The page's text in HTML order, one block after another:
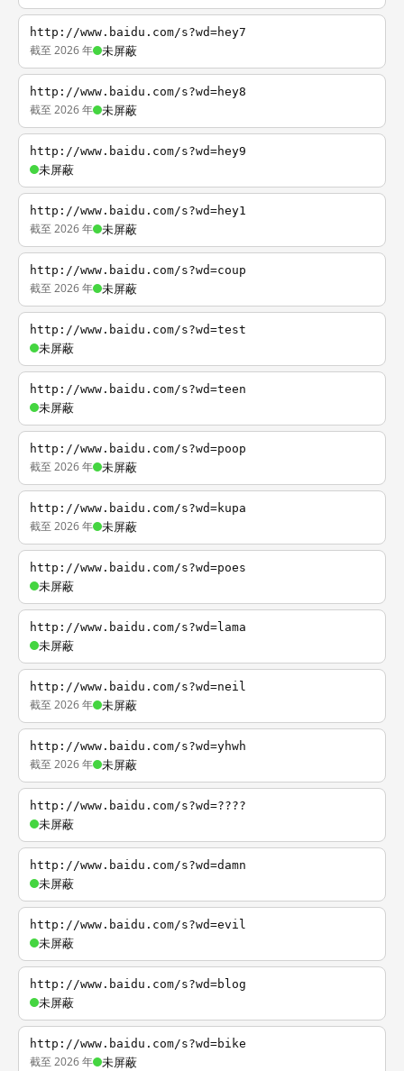
http://www.baidu.com/s?wd=hey7
截至 2026 年 未屏蔽
http://www.baidu.com/s?wd=hey8
截至 2026 年 未屏蔽
http://www.baidu.com/s?wd=hey9
未屏蔽
http://www.baidu.com/s?wd=hey1
截至 2026 年 未屏蔽
http://www.baidu.com/s?wd=coup
截至 2026 年 未屏蔽
http://www.baidu.com/s?wd=test
未屏蔽
http://www.baidu.com/s?wd=teen
未屏蔽
http://www.baidu.com/s?wd=poop
截至 2026 年 未屏蔽
http://www.baidu.com/s?wd=kupa
截至 2026 年 未屏蔽
http://www.baidu.com/s?wd=poes
未屏蔽
http://www.baidu.com/s?wd=lama
未屏蔽
http://www.baidu.com/s?wd=neil
截至 2026 年 未屏蔽
http://www.baidu.com/s?wd=yhwh
截至 2026 年 未屏蔽
http://www.baidu.com/s?wd=????
未屏蔽
http://www.baidu.com/s?wd=damn
未屏蔽
http://www.baidu.com/s?wd=evil
未屏蔽
http://www.baidu.com/s?wd=blog
未屏蔽
http://www.baidu.com/s?wd=bike
截至 2026 年 未屏蔽